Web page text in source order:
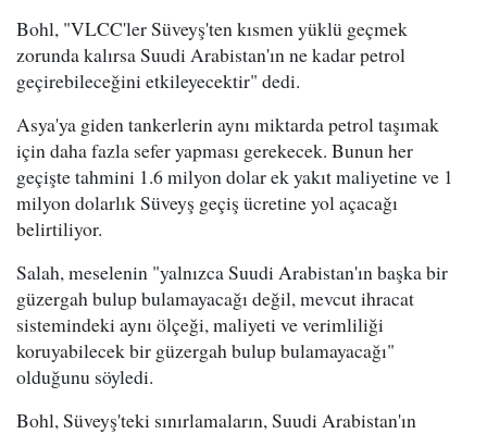
Bohl, "VLCC'ler Süveyş'ten kısmen yüklü geçmek
zorunda kalırsa Suudi Arabistan'ın ne kadar petrol
geçirebileceğini etkileyecektir" dedi.
Asya'ya giden tankerlerin aynı miktarda petrol taşımak
için daha fazla sefer yapması gerekecek. Bunun her
geçişte tahmini 1.6 milyon dolar ek yakıt maliyetine ve 1
milyon dolarlık Süveyş geçiş ücretine yol açacağı
belirtiliyor.
Salah, meselenin "yalnızca Suudi Arabistan'ın başka bir
güzergah bulup bulamayacağı değil, mevcut ihracat
sistemindeki aynı ölçeği, maliyeti ve verimliliği
koruyabilecek bir güzergah bulup bulamayacağı"
olduğunu söyledi.
Bohl, Süveyş'teki sınırlamaların, Suudi Arabistan'ın